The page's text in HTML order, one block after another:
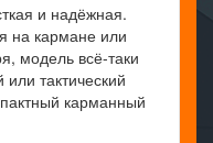
и надёжная.
на кармане или
модель всё-таки
тактический
карманный